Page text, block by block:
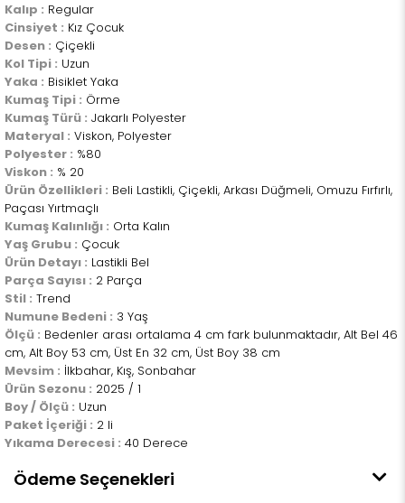
Kalıp : Regular
Cinsiyet : Kız Çocuk
Desen : Çiçekli
Kol Tipi : Uzun
Yaka : Bisiklet Yaka
Kumaş Tipi : Örme
Kumaş Türü : Jakarlı Polyester
Materyal : Viskon, Polyester
Polyester : %80
Viskon : % 20
Ürün Özellikleri : Beli Lastikli, Çiçekli, Arkası Düğmeli, Omuzu Fırfırlı,
Paçası Yırtmaçlı
Kumaş Kalınlığı : Orta Kalın
Yaş Grubu : Çocuk
Ürün Detayı : Lastikli Bel
Parça Sayısı : 2 Parça
Stil : Trend
Numune Bedeni : 3 Yaş
Ölçü : Bedenler arası ortalama 4 cm fark bulunmaktadır, Alt Bel 46
cm, Alt Boy 53 cm, Üst En 32 cm, Üst Boy 38 cm
Mevsim : İlkbahar, Kış, Sonbahar
Ürün Sezonu : 2025 / 1
Boy / Ölçü : Uzun
Paket İçeriği : 2 li
Yıkama Derecesi : 40 Derece
Ödeme Seçenekleri